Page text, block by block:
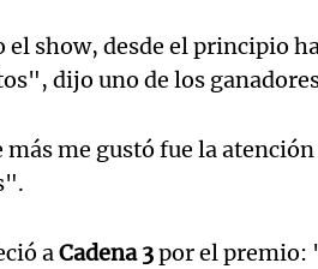
show, desde el principio
dijo uno de los
más me gustó fue la
aCadena 3por el premio: